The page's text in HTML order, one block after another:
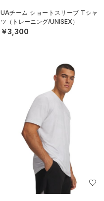
UAチーム ショートスリーブ Tシャ
ツ（トレーニング/UNISEX）
￥3,300